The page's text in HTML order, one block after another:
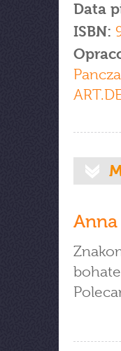
Data
ISBN: